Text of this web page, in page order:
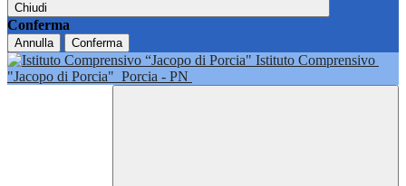
Chiudi
Conferma
Annulla Conferma
Istituto Comprensivo
"Jacopo di Porcia" Porcia - PN